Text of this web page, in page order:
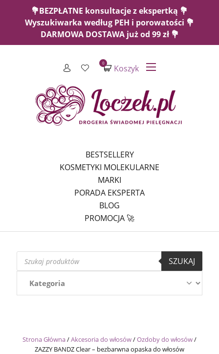
💐BEZPŁATNE konsultacje z ekspertką 💐
Wyszukiwarka według PEH i porowatości 💐
DARMOWA DOSTAWA już od 99 zł 💐
Koszyk
0
BESTSELLERY
KOSMETYKI MOLEKULARNE
MARKI
PORADA EKSPERTA
BLOG
PROMOCJA 🚀
Wyszukiwarka
produktów
SZUKAJ
Strona Główna/Akcesoria do włosów/Ozdoby do włosów/
ZAZZY BANDZ Clear – bezbarwna opaska do włosów